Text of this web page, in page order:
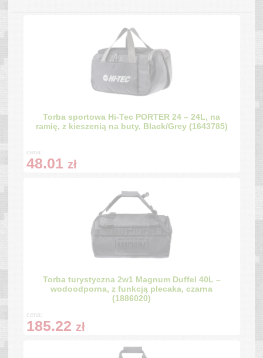
Torba sportowa Hi-Tec PORTER 24 – 24L, na
ramię, z kieszenią na buty, Black/Grey (1643785)
cena:
48.01 zł
Torba turystyczna 2w1 Magnum Duffel 40L –
wodoodporna, z funkcją plecaka, czarna
(1886020)
cena:
185.22 zł